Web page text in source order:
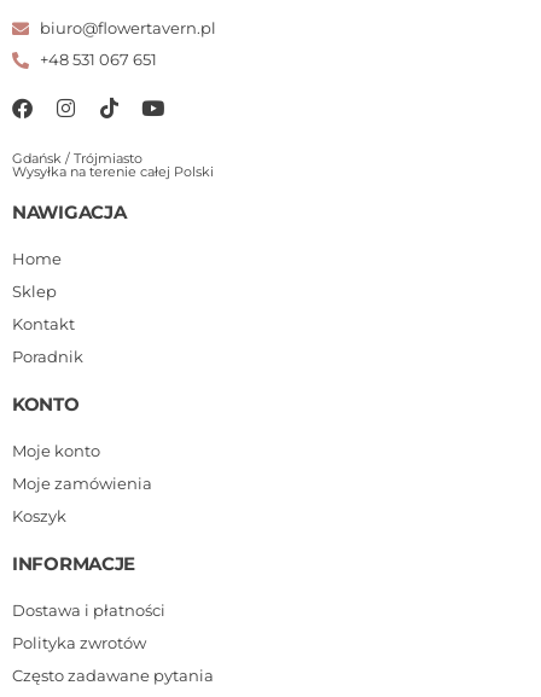
biuro@flowertavern.pl
+48 531 067 651
Gdańsk / Trójmiasto
Wysyłka na terenie całej Polski
NAWIGACJA
Home
Sklep
Kontakt
Poradnik
KONTO
Moje konto
Moje zamówienia
Koszyk
INFORMACJE
Dostawa i płatności
Polityka zwrotów
Często zadawane pytania